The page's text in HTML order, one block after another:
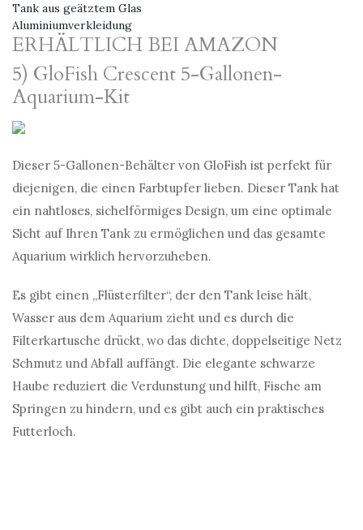
Tank aus geätztem Glas
Aluminiumverkleidung
ERHÄLTLICH BEI AMAZON
5) GloFish Crescent 5-Gallonen-
Aquarium-Kit
Dieser 5-Gallonen-Behälter von GloFish ist perfekt für
diejenigen, die einen Farbtupfer lieben. Dieser Tank hat
ein nahtloses, sichelförmiges Design, um eine optimale
Sicht auf Ihren Tank zu ermöglichen und das gesamte
Aquarium wirklich hervorzuheben.
Es gibt einen „Flüsterfilter“, der den Tank leise hält,
Wasser aus dem Aquarium zieht und es durch die
Filterkartusche drückt, wo das dichte, doppelseitige Netz
Schmutz und Abfall auffängt. Die elegante schwarze
Haube reduziert die Verdunstung und hilft, Fische am
Springen zu hindern, und es gibt auch ein praktisches
Futterloch.